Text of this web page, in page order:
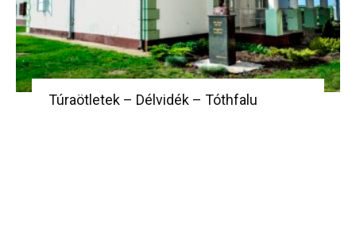
Túraötletek – Délvidék – Tóthfalu